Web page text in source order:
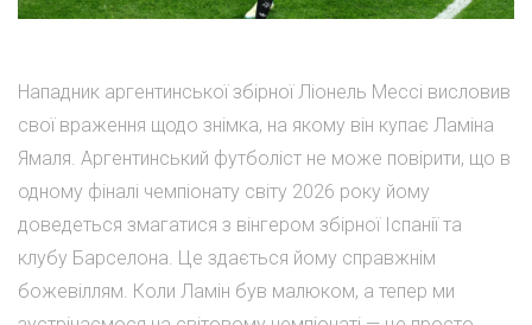
Нападник аргентинської збірної Ліонель Мессі висловив
свої враження щодо знімка, на якому він купає Ламіна
Ямаля. Аргентинський футболіст не може повірити, що в
одному фіналі чемпіонату світу 2026 року йому
доведеться змагатися з вінгером збірної Іспанії та
клубу Барселона. Це здається йому справжнім
божевіллям. Коли Ламін був малюком, а тепер ми